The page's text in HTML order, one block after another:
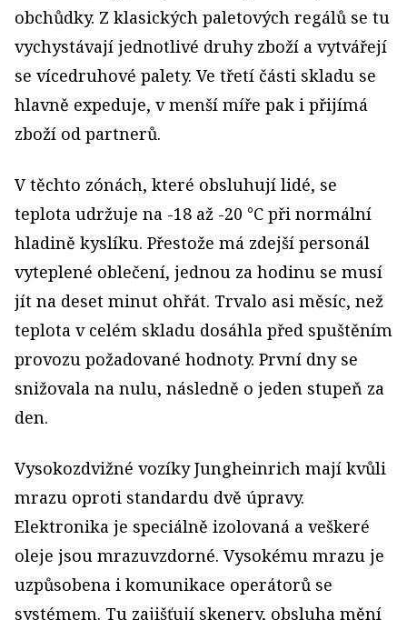
obchůdky. Z klasických paletových regálů se tu
vychystávají jednotlivé druhy zboží a vytvářejí
se vícedruhové palety. Ve třetí části skladu se
hlavně expeduje, v menší míře pak i přijímá
zboží od partnerů.
V těchto zónách, které obsluhují lidé, se
teplota udržuje na -18 až -20 °C při normální
hladině kyslíku. Přestože má zdejší personál
vyteplené oblečení, jednou za hodinu se musí
jít na deset minut ohřát. Trvalo asi měsíc, než
teplota v celém skladu dosáhla před spuštěním
provozu požadované hodnoty. První dny se
snižovala na nulu, následně o jeden stupeň za
den.
Vysokozdvižné vozíky Jungheinrich mají kvůli
mrazu oproti standardu dvě úpravy.
Elektronika je speciálně izolovaná a veškeré
oleje jsou mrazuvzdorné. Vysokému mrazu je
uzpůsobena i komunikace operátorů se
systémem. Tu zajišťují skenery, obsluha mění